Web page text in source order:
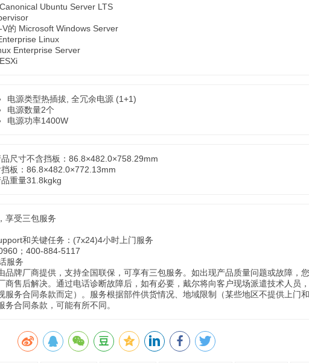
Ubuntu Server LTS
的 Microsoft Windows Server
Linux
Enterprise Server
电源类型热插拔, 全冗余电源 (1+1)
电源数量2个
电源功率1400W
品尺寸不含挡板：86.8×482.0×758.29mm
板：86.8×482.0×772.13mm
品重量31.8kgkg
享受三包服务
和关键任务：(7x24)4小时上门服务
；400-884-5117
服务
品牌厂商提供，支持全国联保，可享有三包服务。如出现产品质量问题或故障，
商售后解决。通过电话诊断故障后，如有必要，戴尔将向客户现场派遣技术人员
服务合同条款而定）。服务根据部件供货情况、地域限制（某些地区不提供上门
务合同条款，可能有所不同。